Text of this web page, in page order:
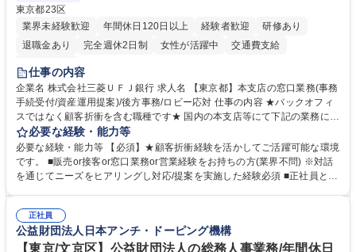
東京都23区
業界未経験歓迎
年間休日120日以上 経験者歓迎
研修あり
退職金あり
完全週休2日制 女性が活躍中
交通費支給
土日祝休み
仕事の内容
企業名 株式会社三菱ＵＦＪ銀行 求人名 【東京都】本支店の窓口業務(事務
手続受付/資産運用提案)/後方事務/ロビー応対 仕事の内容 ★バックオフィ
スではなく顧客折衝を含む職種です★ 国内の本支店等にて下記の業務に従
事していただきます。 ■窓口/後方/ロビーにて事務手続等の受付・オペレ
ーション、お客様対応 ■窓口にて、ご来店された個人のお客様に対して金
融商品のご提案 ■効率的な事務運用の検討・構築等 ≪業務紹介：ご応募前
に必ずご覧ください≫ ※記事 https://www.mysite.bk.mufg.jp/career/circle/
必要な経験・能力等
必要な経験・能力等 【必須】★顧客折衝経験を活かしてご活躍可能な環境
です。 ■販売or接客or窓口業務or営業経験をお持ちの方(業界不問) ※対話
を通じてニーズをヒアリングし対応/提案を実施した経験必須 ■正社員とし
るので安心して入行いただけます。 幅広いキャリアの選択肢があり、公募
や社内副業等を活用し、 一人ひとりが挑戦できるカルチャーが浸透してい
ます。 学歴・資格 学歴：大学院 大学 高専 短大 専修学校 高校 語学力：
正社員
公益財団法人日本アンチ・ドーピング機構
【東京/文京区】公益財団法人の総務人事業務/年間休日